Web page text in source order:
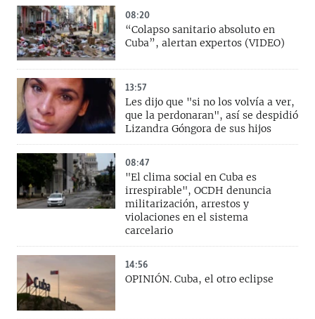
08:20
“Colapso sanitario absoluto en
Cuba”, alertan expertos (VIDEO)
13:57
Les dijo que "si no los volvía a ver,
que la perdonaran", así se despidió
Lizandra Góngora de sus hijos
08:47
"El clima social en Cuba es
irrespirable", OCDH denuncia
militarización, arrestos y
violaciones en el sistema
carcelario
14:56
OPINIÓN. Cuba, el otro eclipse